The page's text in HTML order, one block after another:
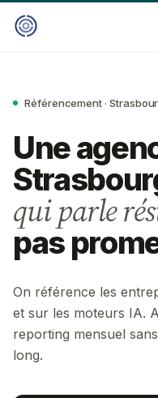
Référencement ·
Une
qui parle
pas
On référence les
et sur les moteurs IA.
reporting mensuel
long.